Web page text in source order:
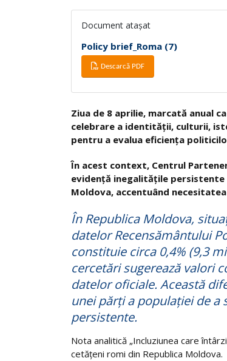
Document atașat
Policy brief_Roma (7)
Descarcă PDF
Ziua de 8 aprilie, marcată anual
celebrare a identității, culturii,
pentru a evalua eficiența
În acest context, Centrul
evidență inegalitățile
Moldova, accentuând
În Republica Moldova,
datelor Recensământului
constituie circa 0,4% (9,3
cercetări sugerează valori
datelor oficiale. Această
unei părți a populației de
persistente.
Nota analitică „Incluziunea care
cetățeni romi din Republica Moldova.